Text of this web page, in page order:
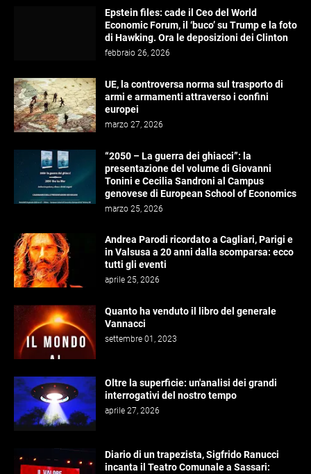
Epstein files: cade il Ceo del World
Economic Forum, il ‘buco’ su Trump e la foto
di Hawking. Ora le deposizioni dei Clinton
febbraio 26, 2026
UE, la controversa norma sul trasporto di
armi e armamenti attraverso i confini
europei
marzo 27, 2026
“2050 – La guerra dei ghiacci”: la
presentazione del volume di Giovanni
Tonini e Cecilia Sandroni al Campus
genovese di European School of Economics
marzo 25, 2026
Andrea Parodi ricordato a Cagliari, Parigi e
in Valsusa a 20 anni dalla scomparsa: ecco
tutti gli eventi
aprile 25, 2026
Quanto ha venduto il libro del generale
Vannacci
settembre 01, 2023
Oltre la superficie: un'analisi dei grandi
interrogativi del nostro tempo
aprile 27, 2026
Diario di un trapezista, Sigfrido Ranucci
incanta il Teatro Comunale a Sassari: